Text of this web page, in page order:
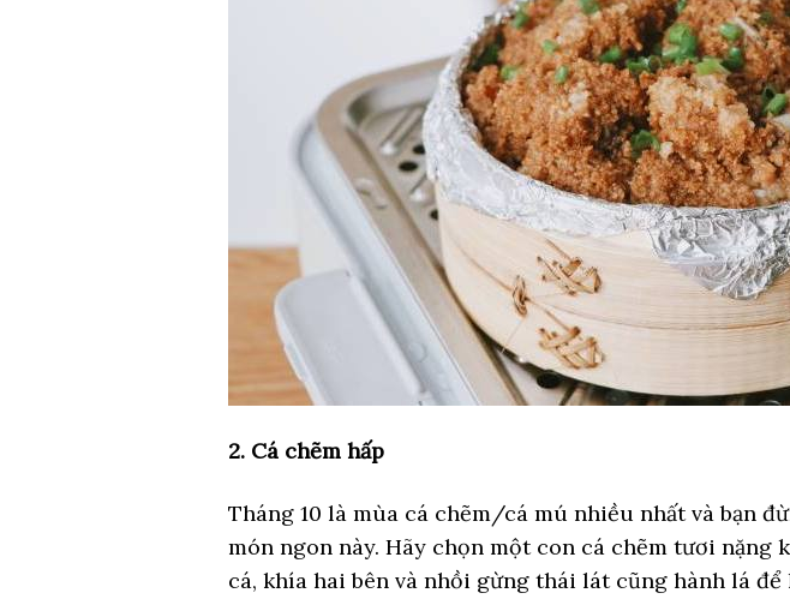
2. Cá chẽm hấp
Tháng 10 là mùa cá chẽm/cá mú nhiều nhất và bạn
món ngon này. Hãy chọn một con cá chẽm tươi nặng
cá, khía hai bên và nhồi gừng thái lát cũng hành lá